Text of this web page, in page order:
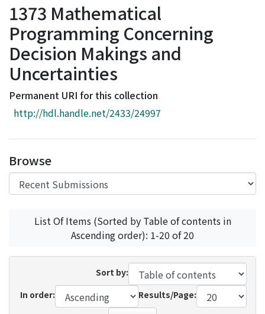
Browse
Download Ranking
Access Statistics
1373 Mathematical
Programming Concerning
Decision Makings and
Uncertainties
Permanent URI for this collection
http://hdl.handle.net/2433/24997
Browse
List Of Items (Sorted by Table of contents in
Ascending order): 1-20 of 20
Sort by:
In order:
Results/Page: